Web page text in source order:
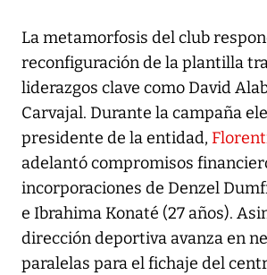
La metamorfosis del club
reconfiguración de la plantilla
liderazgos clave como David
Carvajal. Durante la campaña
presidente de la entidad,
adelantó compromisos
incorporaciones de Denzel
e Ibrahima Konaté (27 años).
dirección deportiva avanza en
paralelas para el fichaje del